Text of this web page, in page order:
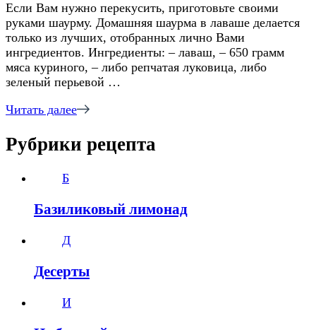
Если Вам нужно перекусить, приготовьте своими
руками шаурму. Домашняя шаурма в лаваше делается
только из лучших, отобранных лично Вами
ингредиентов. Ингредиенты: – лаваш, – 650 грамм
мяса куриного, – либо репчатая луковица, либо
зеленый перьевой …
Читать далее
Рубрики рецепта
Б
Базиликовый лимонад
Д
Десерты
И